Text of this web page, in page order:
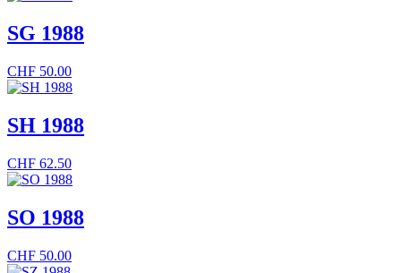
SG 1988
CHF 50.00
SH 1988
CHF 62.50
SO 1988
CHF 50.00